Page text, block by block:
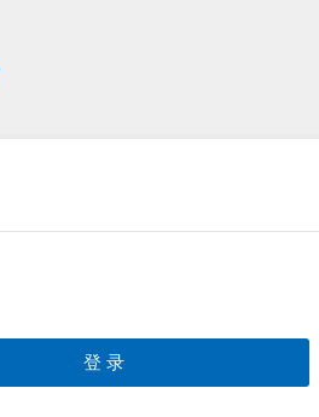
登 录